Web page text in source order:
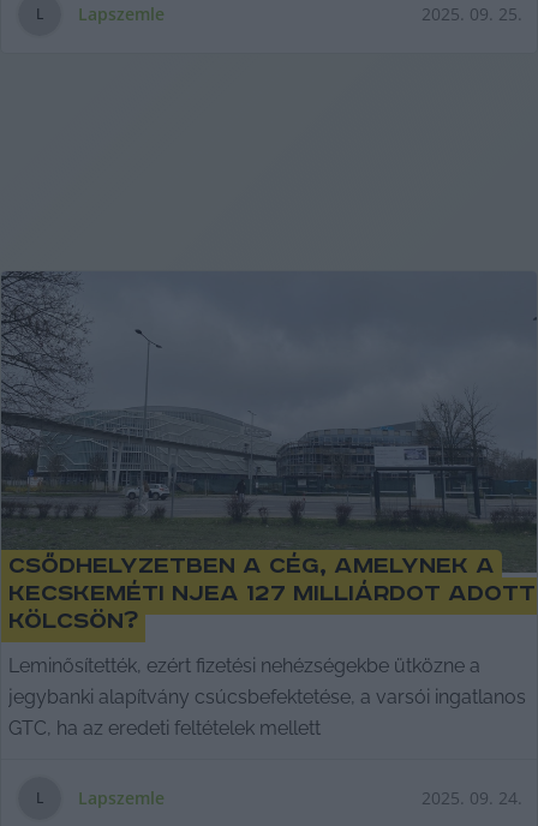
L Lapszemle 2025. 09. 25.
Csődhelyzetben a cég, amelynek a
kecskeméti NJEA 127 milliárdot adott
kölcsön?
Leminősítették, ezért fizetési nehézségekbe ütközne a
jegybanki alapítvány csúcsbefektetése, a varsói ingatlanos
GTC, ha az eredeti feltételek mellett
L Lapszemle 2025. 09. 24.